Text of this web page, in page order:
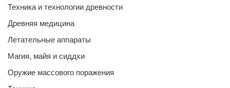
Техника и технологии древности
Древняя медицина
Летательные аппараты
Магия, майя и сиддхи
Оружие массового поражения